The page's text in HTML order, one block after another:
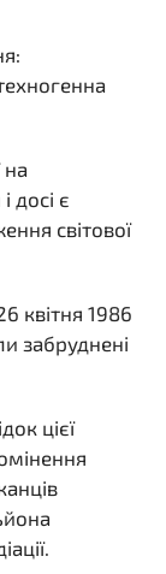
на
досі є
світової
квітня 1986
забруднені
цієї